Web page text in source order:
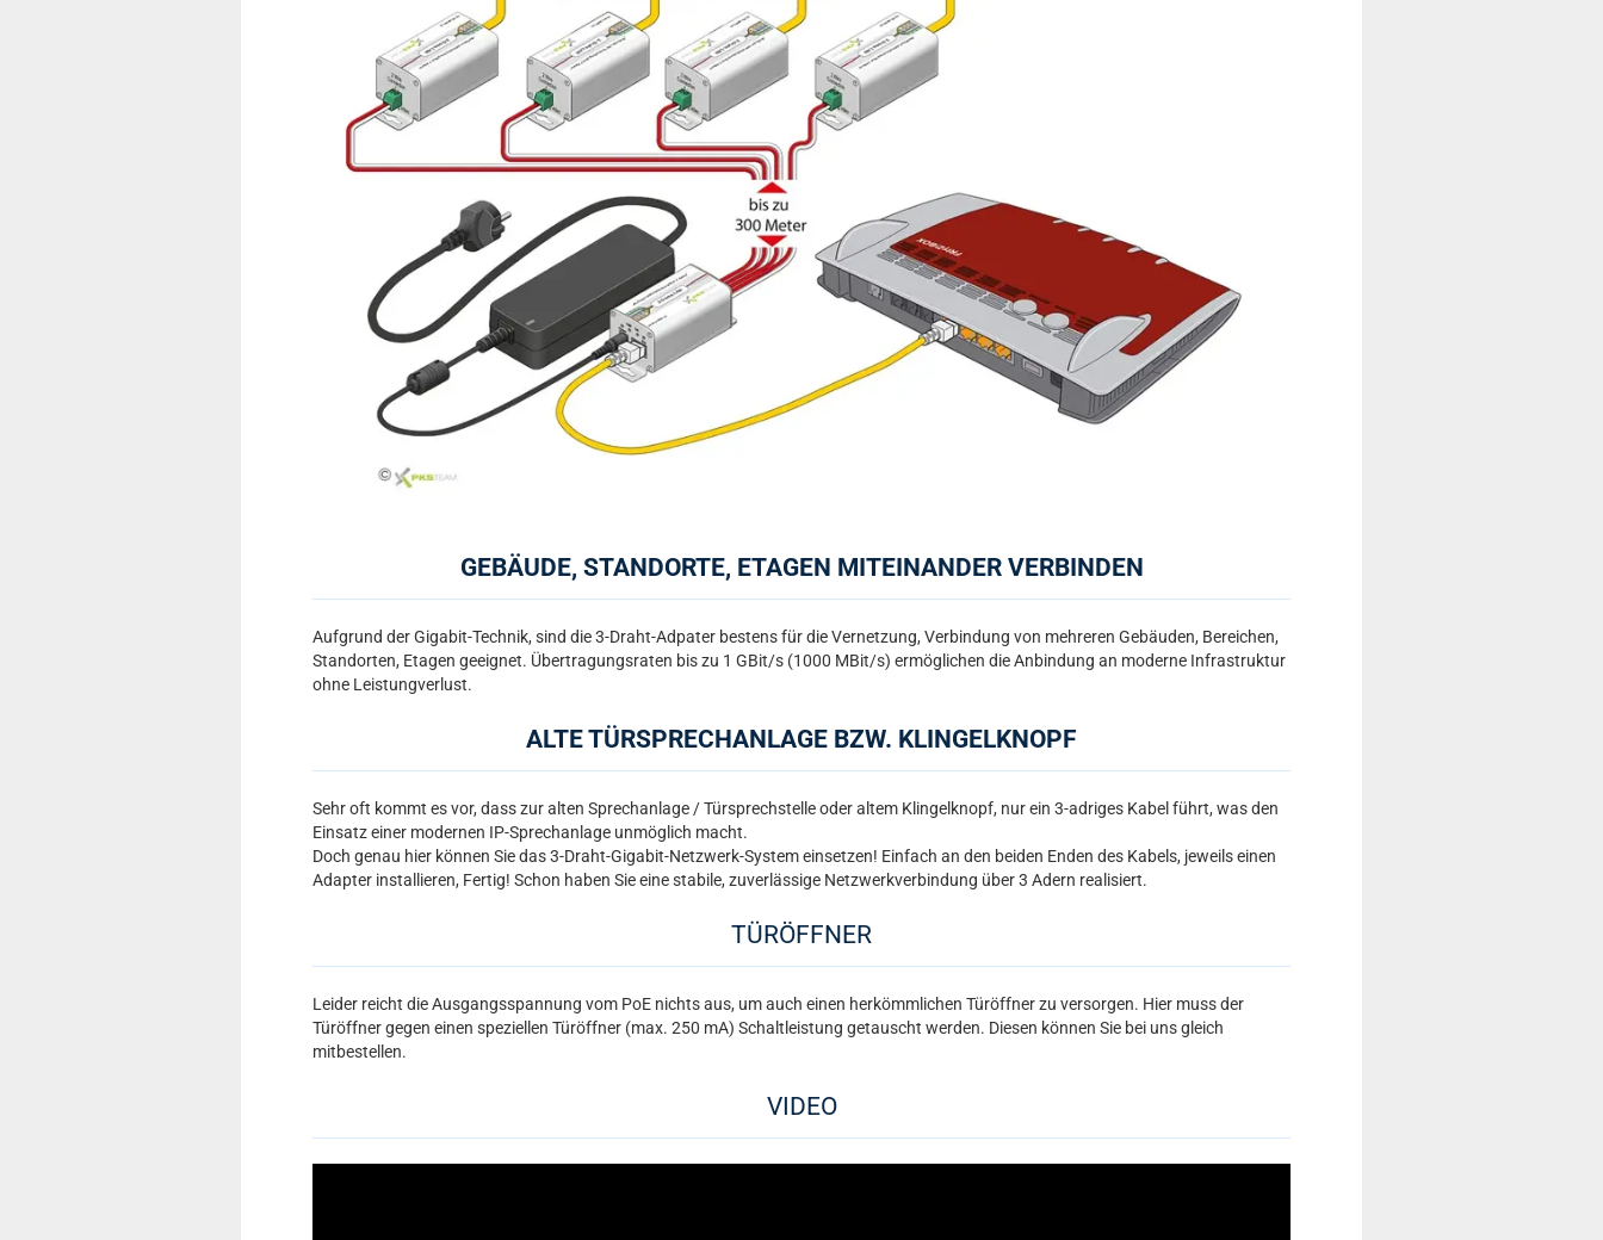
GEBÄUDE, STANDORTE, ETAGEN MITEINANDER VERBINDEN
Aufgrund der Gigabit-Technik, sind die 3-Draht-Adpater bestens für die Vernetzung, Verbindung von mehreren Gebäuden, Bereichen,
Standorten, Etagen geeignet. Übertragungsraten bis zu 1 GBit/s (1000 MBit/s) ermöglichen die Anbindung an moderne Infrastruktur
ohne Leistungverlust.
ALTE TÜRSPRECHANLAGE BZW. KLINGELKNOPF
Sehr oft kommt es vor, dass zur alten Sprechanlage / Türsprechstelle oder altem Klingelknopf, nur ein 3-adriges Kabel führt, was den
Einsatz einer modernen IP-Sprechanlage unmöglich macht.
Doch genau hier können Sie das 3-Draht-Gigabit-Netzwerk-System einsetzen! Einfach an den beiden Enden des Kabels, jeweils einen
Adapter installieren, Fertig! Schon haben Sie eine stabile, zuverlässige Netzwerkverbindung über 3 Adern realisiert.
TÜRÖFFNER
Leider reicht die Ausgangsspannung vom PoE nichts aus, um auch einen herkömmlichen Türöffner zu versorgen. Hier muss der
Türöffner gegen einen speziellen Türöffner (max. 250 mA) Schaltleistung getauscht werden. Diesen können Sie bei uns gleich
mitbestellen.
VIDEO